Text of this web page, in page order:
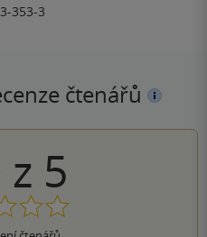
353-3
čtenářů
z 5